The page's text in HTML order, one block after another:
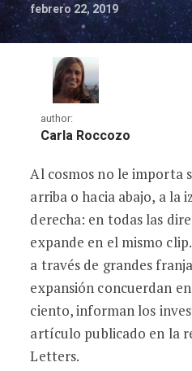
febrero 22, 2019
author:
Carla Roccozo
Las supernovas
Al cosmos no le importa
arriba o hacia abajo, a la
derecha: en todas las
expande en el mismo
a través de grandes
expansión concuerdan
ciento, informan los
artículo publicado en la
Letters.